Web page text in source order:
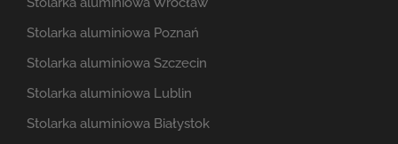
Stolarka aluminiowa Poznań
Stolarka aluminiowa Szczecin
Stolarka aluminiowa Lublin
Stolarka aluminiowa Białystok